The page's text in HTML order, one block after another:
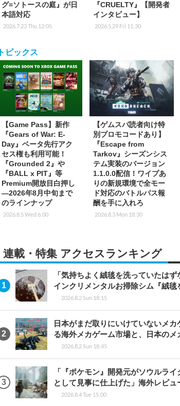
グ=ソトースの庭』が日
本語対応
2026.7.23 Thu 12:05
『CRUELTY』【開発者
インタビュー】
2026.5.29 Fri 11:30
トピックス
【Game Pass】新作
『Gears of War: E-
Day』ベータ先行アク
セス権も利用可能！
『Grounded 2』や
『BALL x PIT』等
Premium開放目白押し
―2026年8月中旬まで
のラインナップ
2026.8.5 Wed 6:00
【ゲムスパ読者向け特
別プロモコードあり】
『Escape from
Tarkov』シーズンシス
テム実装のバージョン
1.1.0.0配信！ワイプあ
りの新規環境で全モー
ド対応のバトルパス報
酬を手に入れろ
2026.8.3 Mon 18:30
連載・特集 アクセスランキング
「気持ちよく絨毯を洗っていたは
インクリメンタルお掃除シム『絨毯
2026.8.2 Sun 18:15
日本がまだ取りにいけていないメ
る海外メカゲーム市場と、日本のメ
2026.8.2 Sun 18:45
「『ポケモン』開発元がソウルラ
として見事に仕上げた」海外レビ
2026.8.4 Tue 15:00